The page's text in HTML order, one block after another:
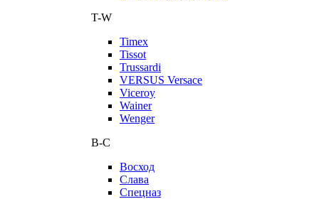
T-W
Timex
Tissot
Trussardi
VERSUS Versace
Viceroy
Wainer
Wenger
В-С
Восход
Слава
Спецназ